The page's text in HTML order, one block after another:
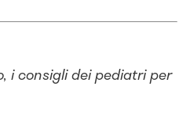
i consigli dei pediatri per